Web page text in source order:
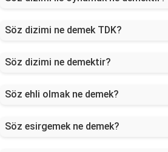
Söz dizimi ne demek TDK?
Söz dizimi ne demektir?
Söz ehli olmak ne demek?
Söz esirgemek ne demek?